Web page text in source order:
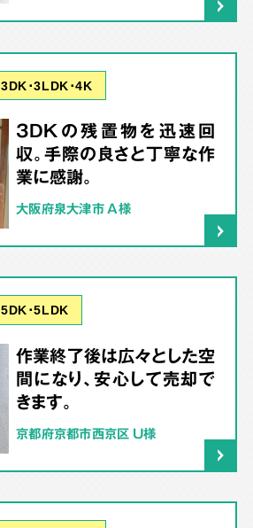
3DK･3LDK･4K
3DKの残置物を迅速回
収。手際の良さと丁寧な作
業に感謝。
大阪府泉大津市 A様
5DK･5LDK
作業終了後は広々とした空
間になり、安心して売却で
きます。
京都府京都市西京区 U様